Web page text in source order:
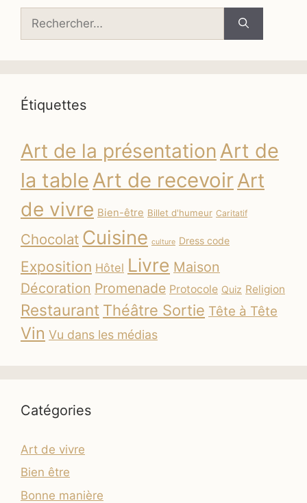
Étiquettes
Art de la présentation Art de
la table Art de recevoirArt
de vivre Bien-être Billet d'humeur Caritatif
Chocolat Cuisine culture Dress code
Exposition Hôtel Livre Maison
Décoration Promenade Protocole Quiz Religion
Restaurant Théâtre Sortie Tête à Tête
Vin Vu dans les médias
Catégories
Art de vivre
Bien être
Bonne manière